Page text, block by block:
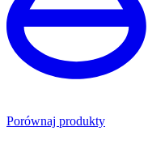
Porównaj produkty